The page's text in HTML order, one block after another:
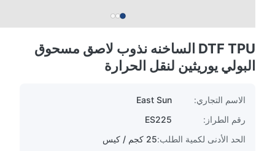
DTF TPU الساخنه نذوب لاصق مسحوق
البولي يوريثين لنقل الحرارة
الاسم التجاري:
East Sun
رقم الطراز:
ES225
الحد الأدنى لكمية الطلب:25 كجم / كيس